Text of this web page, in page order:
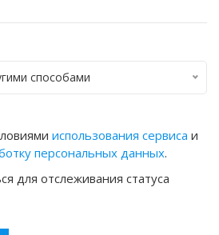
способами
использования сервиса и
персональных данных.
для отслеживания статуса